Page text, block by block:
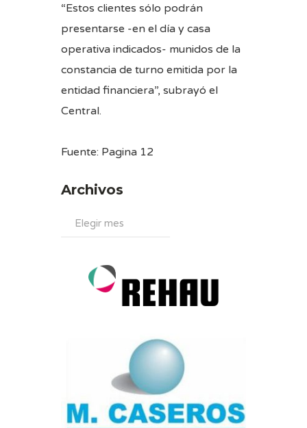
“Estos clientes sólo podrán
presentarse -en el día y casa
operativa indicados- munidos de la
constancia de turno emitida por la
entidad financiera”, subrayó el
Central.
Fuente: Pagina 12
Archivos
Archivos